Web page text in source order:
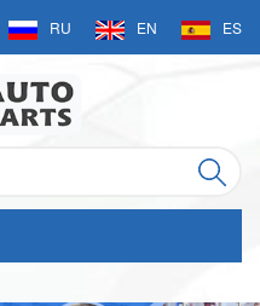
RU EN ES